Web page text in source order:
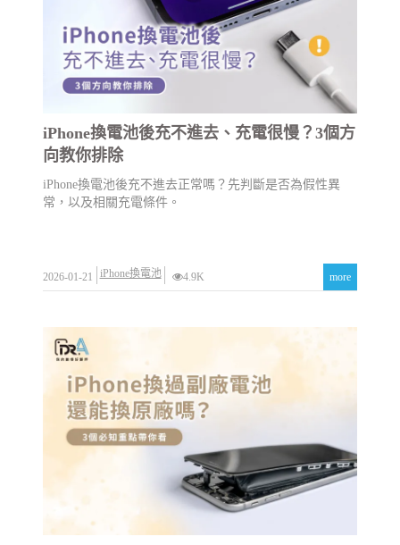
iPhone換電池後充不進去、充電很慢？3個方
向教你排除
iPhone換電池後充不進去正常嗎？先判斷是否為假性異
常，以及相關充電條件。
2026-01-21 iPhone換電池 4.9K more